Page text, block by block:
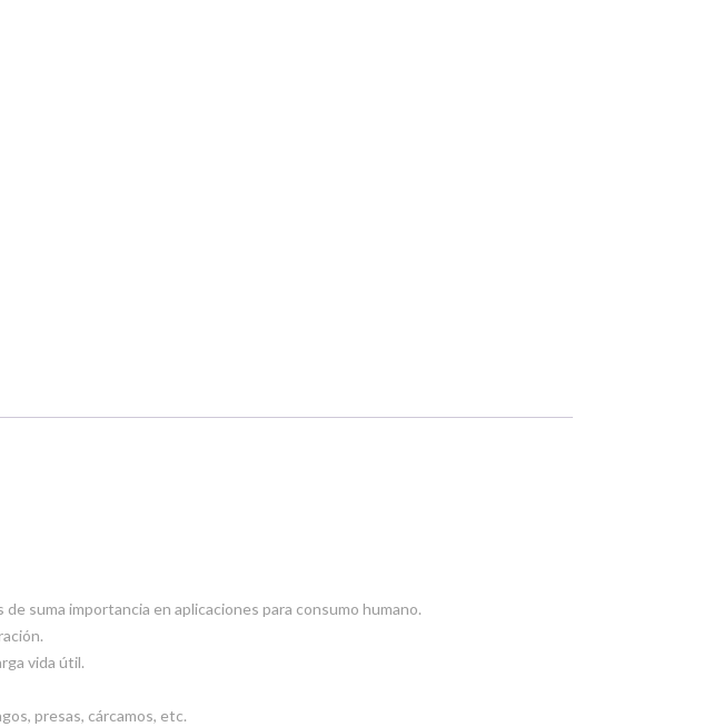
suma importancia en aplicaciones para consumo humano.
vida útil.
presas, cárcamos, etc.